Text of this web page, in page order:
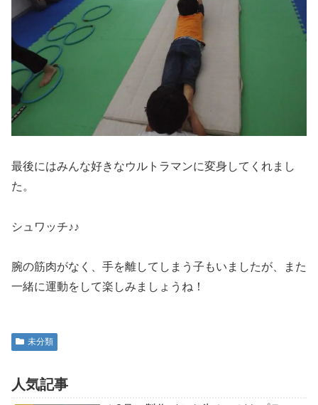
最後にはみんな好きなウルトラマンに変身してくれまし
た。
シュワッチ♪♪
腕の筋肉がなく、手を離してしまう子もいましたが、また
一緒に運動をして楽しみましょうね！
未分類
人気記事